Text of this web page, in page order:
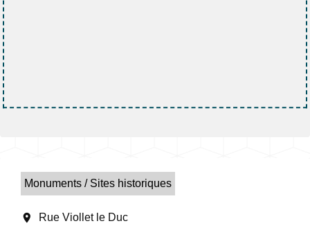
Monuments / Sites historiques
location_on
Rue Viollet le Duc